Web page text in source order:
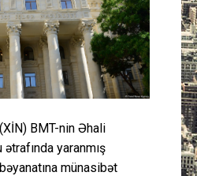
Layihə
Gündəm
Peşə etikası
BMT-nin Əhali
yaranmış
münasibət